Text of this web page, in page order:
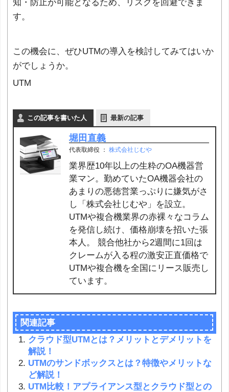
知・防止が可能となるため、リスクを回避できま
す。
この機会に、ぜひUTMの導入を検討してみてはいか
がでしょうか。
UTM
この記事を書いた人 最新の記事
堀田直義
代表取締役 ： 株式会社じむや
業界歴10年以上の生粋のOA機器営
業マン。勤めていたOA機器会社の
あまりの悪徳営業っぷりに嫌気がさ
し「株式会社じむや」を設立。
UTMや複合機業界の赤裸々なコラム
を発信し続け、価格崩壊を招いた張
本人。 競合他社から2週間に1回は
クレームが入る程の激安正直価格で
UTMや複合機を全国にリース販売し
ています。
関連記事
クラウド型UTMとは？メリットとデメリットを
解説！
UTMのサンドボックスとは？特徴やメリットな
ど解説！
UTM比較！アプライアンス型とクラウド型との